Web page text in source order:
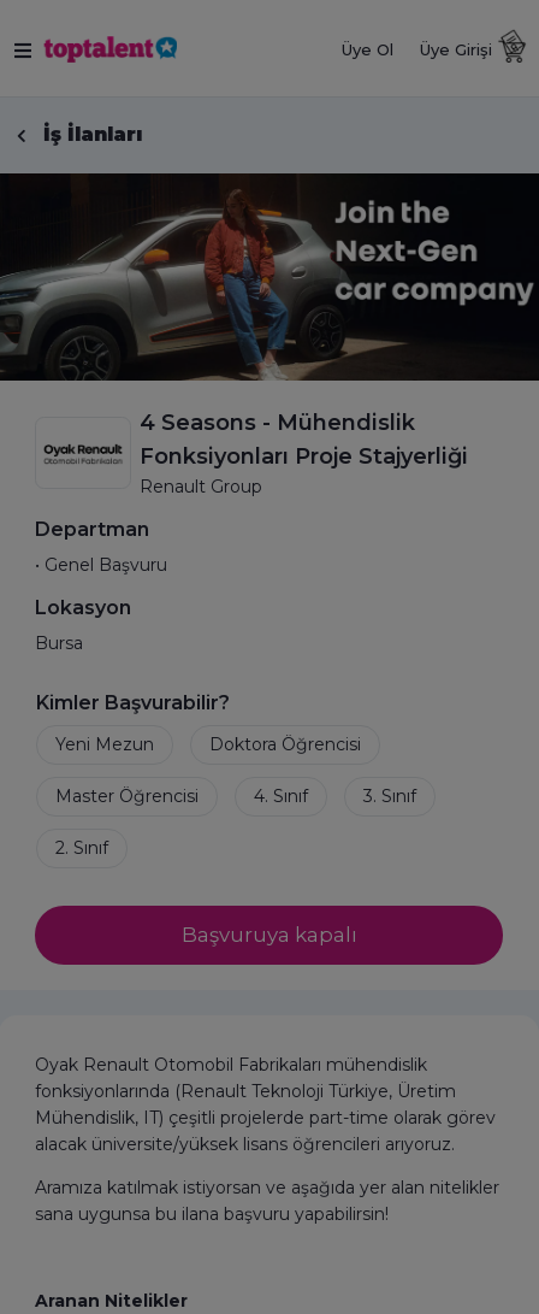
Üye Ol Üye Girişi
İş İlanları
4 Seasons - Mühendislik
Fonksiyonları Proje Stajyerliği
Renault Group
Departman
• Genel Başvuru
Lokasyon
Bursa
Kimler Başvurabilir?
Başvuruya kapalı
Oyak Renault Otomobil Fabrikaları mühendislik
fonksiyonlarında (Renault Teknoloji Türkiye, Üretim
Mühendislik, IT) çeşitli projelerde part-time olarak görev
alacak üniversite/yüksek lisans öğrencileri arıyoruz.
Aramıza katılmak istiyorsan ve aşağıda yer alan nitelikler
sana uygunsa bu ilana başvuru yapabilirsin!
Aranan Nitelikler